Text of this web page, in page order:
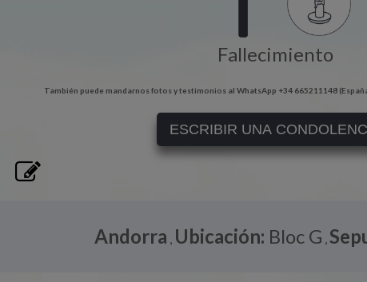
Fallecimiento
También puede mandarnos fotos y testimonios al WhatsApp +34 665211148
ESCRIBIR UNA
Andorra , Ubicación: Bloc G ,